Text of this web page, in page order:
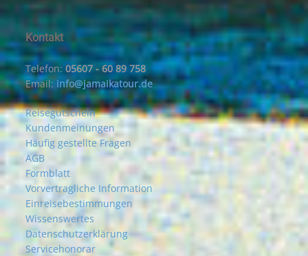
Kontakt
Telefon:05607 - 60 89 758
Email:info@jamaikatour.de
Reisegutschein
Kundenmeinungen
Häufig gestellte Fragen
AGB
Formblatt
Vorvertragliche Information
Einreisebestimmungen
Wissenswertes
Datenschutzerklärung
Servicehonorar